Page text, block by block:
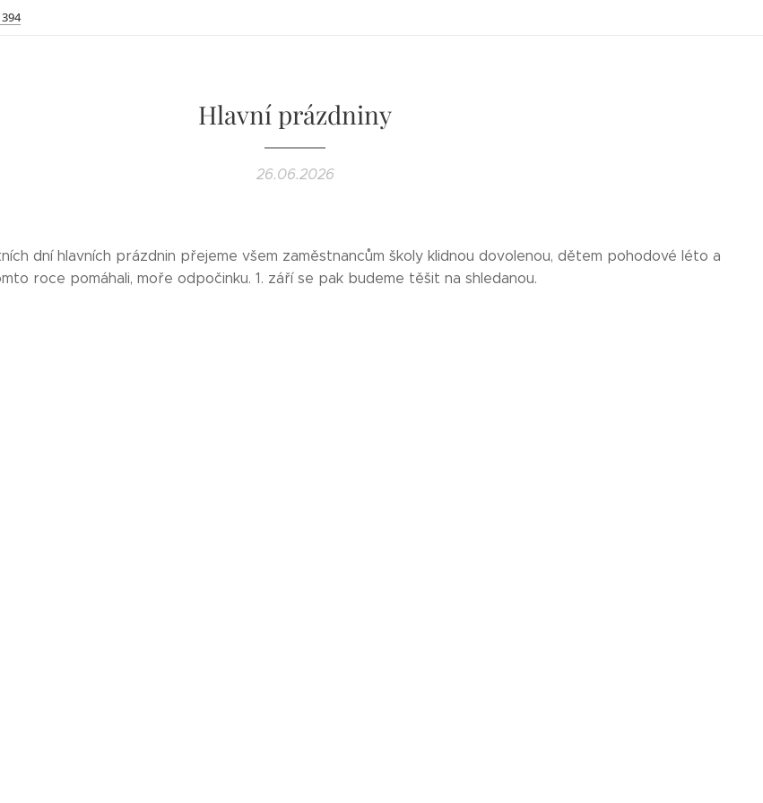
Hlavní prázdniny
26.06.2026
dní hlavních prázdnin přejeme všem zaměstnancům školy klidnou dovolenou, dětem pohodové léto a
roce pomáhali, moře odpočinku. 1. září se pak budeme těšit na shledanou.